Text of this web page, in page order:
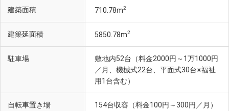
建築面積 710.78m2
建築延面積 5850.78m2
駐車場
敷地内52台（料金2000円～1万1000円
／月、機械式22台、平面式30台※福祉
用1台含む）
自転車置き場
154台収容（料金100円～300円／月）